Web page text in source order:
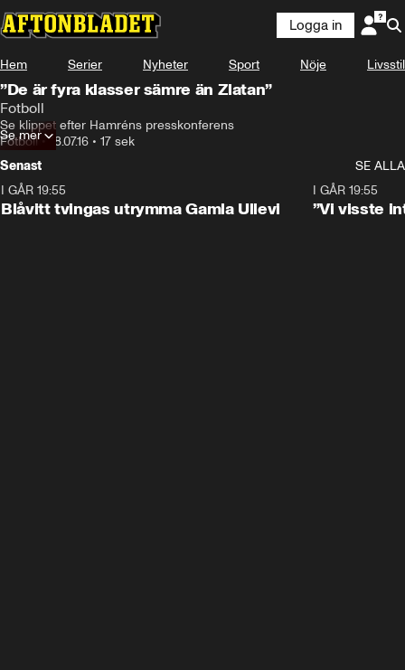
Logga in
Hem Serier Nyheter Sport Nöje Livsstil
”De är fyra klasser sämre än Zlatan”
Fotboll
Se klippet efter Hamréns presskonferens
Fotboll•18.07.16 • 17 sek
Se mer
Senast
SE ALLA
I GÅR 19:55
Blåvitt tvingas utrymma Gamla Ullevi
I GÅR 19:55
”Vi visste